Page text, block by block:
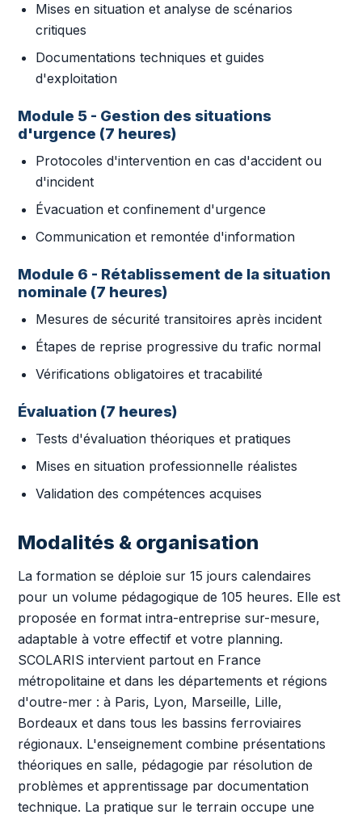
Mises en situation et analyse de scénarios
critiques
Documentations techniques et guides
d'exploitation
Module 5 - Gestion des situations
d'urgence (7 heures)
Protocoles d'intervention en cas d'accident ou
d'incident
Évacuation et confinement d'urgence
Communication et remontée d'information
Module 6 - Rétablissement de la situation
nominale (7 heures)
Mesures de sécurité transitoires après incident
Étapes de reprise progressive du trafic normal
Vérifications obligatoires et tracabilité
Évaluation (7 heures)
Tests d'évaluation théoriques et pratiques
Mises en situation professionnelle réalistes
Validation des compétences acquises
Modalités & organisation
La formation se déploie sur 15 jours calendaires
pour un volume pédagogique de 105 heures. Elle est
proposée en format intra-entreprise sur-mesure,
adaptable à votre effectif et votre planning.
SCOLARIS intervient partout en France
métropolitaine et dans les départements et régions
d'outre-mer : à Paris, Lyon, Marseille, Lille,
Bordeaux et dans tous les bassins ferroviaires
régionaux. L'enseignement combine présentations
théoriques en salle, pédagogie par résolution de
problèmes et apprentissage par documentation
technique. La pratique sur le terrain occupe une